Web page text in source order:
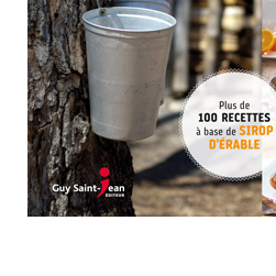
Nouveautés
Numérique
Livres audio
Meilleurs vendeurs
Page vedette
AUTEURS